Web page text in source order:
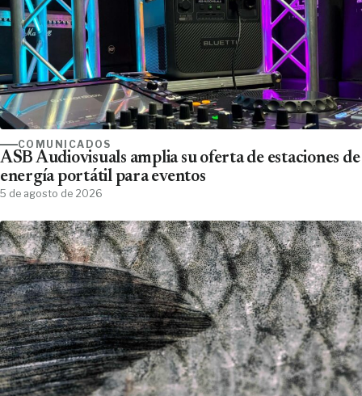
COMUNICADOS
ASB Audiovisuals amplia su oferta de estaciones de
energía portátil para eventos
5 de agosto de 2026